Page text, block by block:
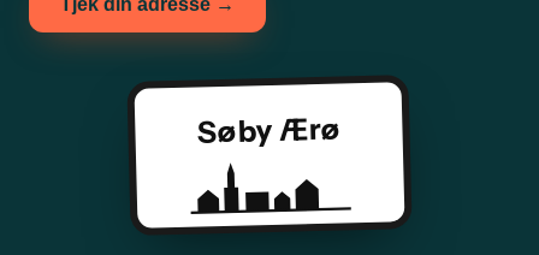
Tjek din adresse →
Søby Ærø